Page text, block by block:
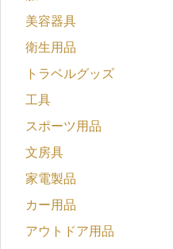
美容器具
衛生用品
トラベルグッズ
工具
スポーツ用品
文房具
家電製品
カー用品
アウトドア用品